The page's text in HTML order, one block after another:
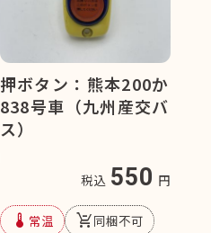
押ボタン：熊本200か
838号車（九州産交バ
ス）
税込 550 円
device_thermostat 常温 remove_shopping_cart同梱不可